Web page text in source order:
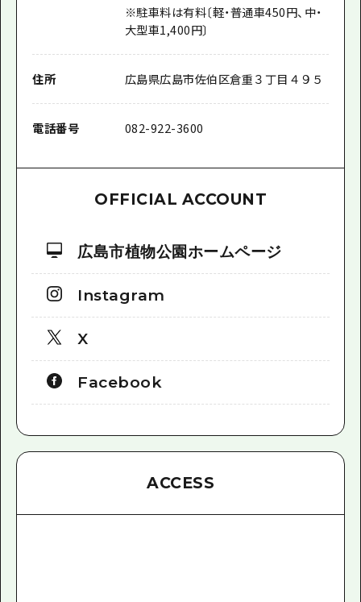
※駐車料は有料〔軽・普通車450円、中・
大型車1,400円〕
住所 広島県広島市佐伯区倉重３丁目４９５
電話番号 082-922-3600
OFFICIAL ACCOUNT
広島市植物公園ホームページ
Instagram
X
Facebook
ACCESS